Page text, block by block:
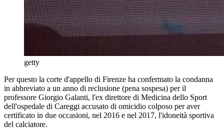
getty
Per questo la corte d'appello di Firenze ha confermato la condanna
in abbreviato a un anno di reclusione (pena sospesa) per il
professore Giorgio Galanti, l'ex direttore di Medicina dello Sport
dell'ospedale di Careggi accusato di omicidio colposo per aver
certificato in due occasioni, nel 2016 e nel 2017, l'idoneità sportiva
del calciatore.